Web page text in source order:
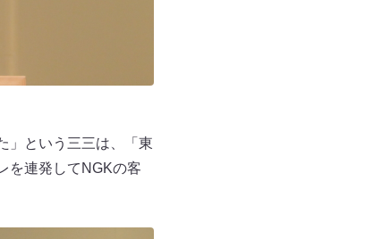
」という三三は、「東
を連発してNGKの客